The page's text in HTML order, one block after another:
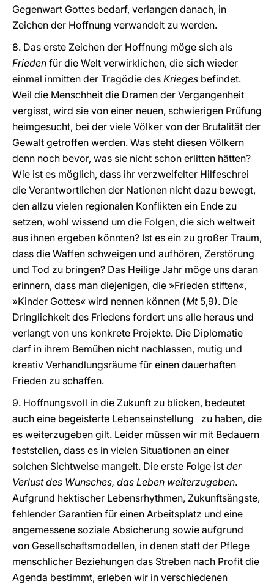
Gegenwart Gottes bedarf, verlangen danach, in
Zeichen der Hoffnung verwandelt zu werden.
8. Das erste Zeichen der Hoffnung möge sich als
Frieden für die Welt verwirklichen, die sich wieder
einmal inmitten der Tragödie des Krieges befindet.
Weil die Menschheit die Dramen der Vergangenheit
vergisst, wird sie von einer neuen, schwierigen Prüfung
heimgesucht, bei der viele Völker von der Brutalität der
Gewalt getroffen werden. Was steht diesen Völkern
denn noch bevor, was sie nicht schon erlitten hätten?
Wie ist es möglich, dass ihr verzweifelter Hilfeschrei
die Verantwortlichen der Nationen nicht dazu bewegt,
den allzu vielen regionalen Konflikten ein Ende zu
setzen, wohl wissend um die Folgen, die sich weltweit
aus ihnen ergeben könnten? Ist es ein zu großer Traum,
dass die Waffen schweigen und aufhören, Zerstörung
und Tod zu bringen? Das Heilige Jahr möge uns daran
erinnern, dass man diejenigen, die »Frieden stiften«,
»Kinder Gottes« wird nennen können (Mt5,9). Die
Dringlichkeit des Friedens fordert uns alle heraus und
verlangt von uns konkrete Projekte. Die Diplomatie
darf in ihrem Bemühen nicht nachlassen, mutig und
kreativ Verhandlungsräume für einen dauerhaften
Frieden zu schaffen.
9. Hoffnungsvoll in die Zukunft zu blicken, bedeutet
auch eine begeisterte Lebenseinstellung zu haben, die
es weiterzugeben gilt. Leider müssen wir mit Bedauern
feststellen, dass es in vielen Situationen an einer
solchen Sichtweise mangelt. Die erste Folge ist der
Verlust des Wunsches, das Leben weiterzugeben.
Aufgrund hektischer Lebensrhythmen, Zukunftsängste,
fehlender Garantien für einen Arbeitsplatz und eine
angemessene soziale Absicherung sowie aufgrund
von Gesellschaftsmodellen, in denen statt der Pflege
menschlicher Beziehungen das Streben nach Profit die
Agenda bestimmt, erleben wir in verschiedenen